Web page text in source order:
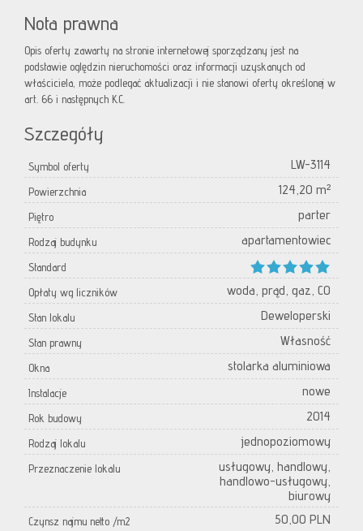
Nota prawna
Opis oferty zawarty na stronie internetowej sporządzany jest na
podstawie oględzin nieruchomości oraz informacji uzyskanych od
właściciela, może podlegać aktualizacji i nie stanowi oferty określonej w
art. 66 i następnych K.C.
Szczegóły
Symbol oferty LW-3114
Powierzchnia 124,20 m²
Piętro parter
Rodzaj budynku apartamentowiec
Standard
Opłaty wg liczników
woda, prąd, gaz, CO
Stan lokalu Deweloperski
Stan prawny Własność
Okna stolarka aluminiowa
Instalacje nowe
Rok budowy 2014
Rodzaj lokalu jednopoziomowy
Przeznaczenie lokalu
usługowy, handlowy,
handlowo-usługowy,
biurowy
Czynsz najmu netto /m2 50,00 PLN